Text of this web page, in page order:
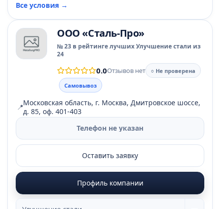
Все условия →
ООО «Сталь-Про»
№ 23 в рейтинге лучших Улучшение стали из
24
0.0Отзывов нет
○ Не проверена
Самовывоз
📍Московская область, г. Москва, Дмитровское шоссе,
д. 85, оф. 401-403
Телефон не указан
Оставить заявку
Профиль компании